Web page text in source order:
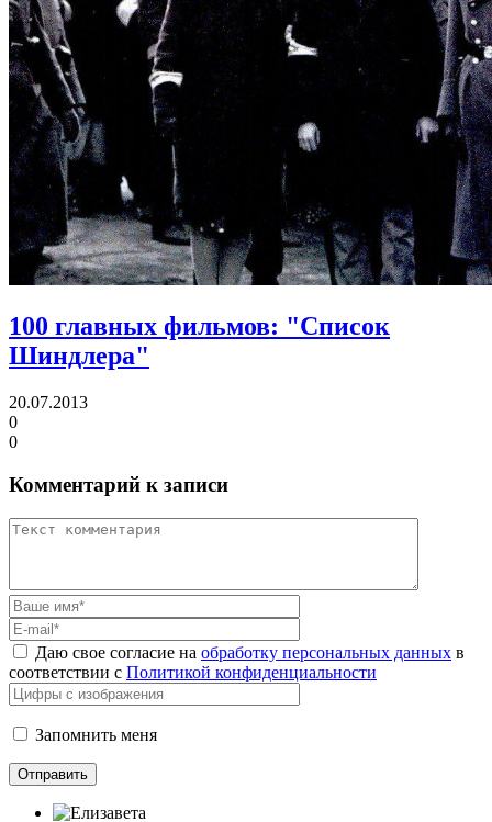
100 главных фильмов: "Список
Шиндлера"
20.07.2013
0
0
Комментарий к записи
Даю свое согласие на обработку персональных данных в
соответствии с Политикой конфиденциальности
Запомнить меня